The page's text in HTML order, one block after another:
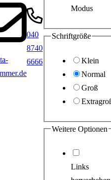
040
8740
6666
Modus
Schriftgröße
Klein
Normal
Groß
Weitere Optionen
Links